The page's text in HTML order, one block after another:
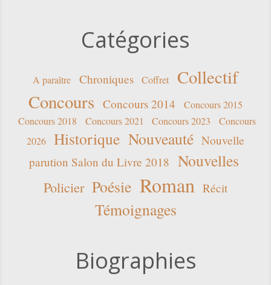
Catégories
A paraître Chroniques Coffret
Collectif
Concours Concours 2014
Concours 2015
Concours 2018
Concours 2021 Concours 2023
Concours
2026
Historique Nouveauté Nouvelle
parution Salon du Livre 2018 Nouvelles
Policier Poésie Roman Récit
Témoignages
Biographies